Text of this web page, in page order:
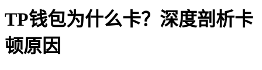
TP钱包为什么卡？深度剖析卡
顿原因